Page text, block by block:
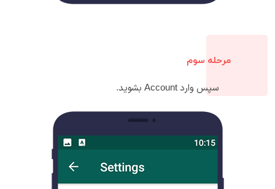
مرحله سوم
سپس وارد Account بشوید.